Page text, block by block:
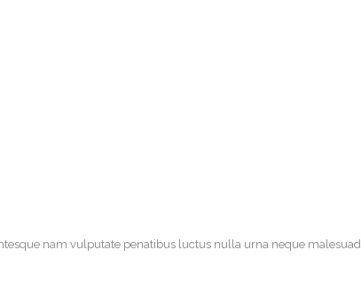
nam vulputate penatibus luctus nulla urna neque